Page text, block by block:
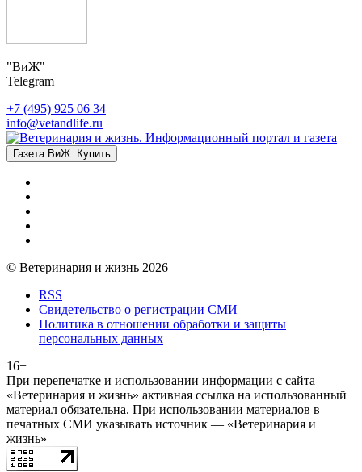
"ВиЖ"
Telegram
+7 (495) 925 06 34
info@vetandlife.ru
Газета ВиЖ. Купить
© Ветеринария и жизнь 2026
RSS
Свидетельство о регистрации СМИ
Политика в отношении обработки и защиты
персональных данных
16+
При перепечатке и использовании информации с сайта
«Ветеринария и жизнь» активная ссылка на использованный
материал обязательна. При использовании материалов в
печатных СМИ указывать источник — «Ветеринария и
жизнь»